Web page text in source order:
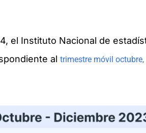
el Instituto Nacional de
al trimestre móvil